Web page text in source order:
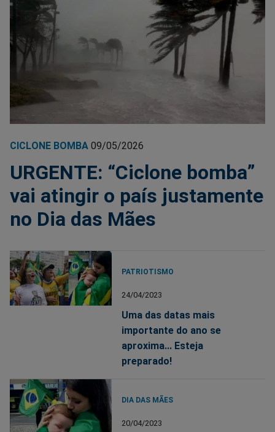
CICLONE BOMBA 09/05/2026
URGENTE: “Ciclone bomba”
vai atingir o país justamente
no Dia das Mães
PATRIOTISMO
24/04/2023
Uma das datas mais
importante do ano se
aproxima... Esteja
preparado!
DIA DAS MÃES
20/04/2023